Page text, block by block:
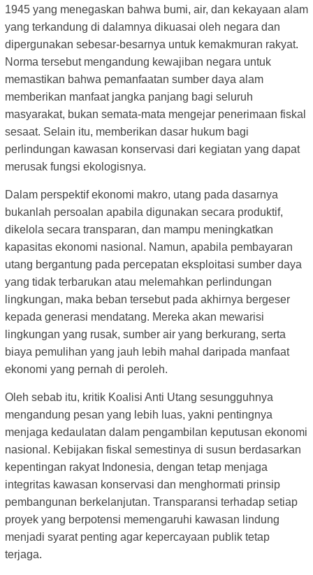
1945 yang menegaskan bahwa bumi, air, dan kekayaan alam
yang terkandung di dalamnya dikuasai oleh negara dan
dipergunakan sebesar-besarnya untuk kemakmuran rakyat.
Norma tersebut mengandung kewajiban negara untuk
memastikan bahwa pemanfaatan sumber daya alam
memberikan manfaat jangka panjang bagi seluruh
masyarakat, bukan semata-mata mengejar penerimaan fiskal
sesaat. Selain itu, memberikan dasar hukum bagi
perlindungan kawasan konservasi dari kegiatan yang dapat
merusak fungsi ekologisnya.
Dalam perspektif ekonomi makro, utang pada dasarnya
bukanlah persoalan apabila digunakan secara produktif,
dikelola secara transparan, dan mampu meningkatkan
kapasitas ekonomi nasional. Namun, apabila pembayaran
utang bergantung pada percepatan eksploitasi sumber daya
yang tidak terbarukan atau melemahkan perlindungan
lingkungan, maka beban tersebut pada akhirnya bergeser
kepada generasi mendatang. Mereka akan mewarisi
lingkungan yang rusak, sumber air yang berkurang, serta
biaya pemulihan yang jauh lebih mahal daripada manfaat
ekonomi yang pernah di peroleh.
Oleh sebab itu, kritik Koalisi Anti Utang sesungguhnya
mengandung pesan yang lebih luas, yakni pentingnya
menjaga kedaulatan dalam pengambilan keputusan ekonomi
nasional. Kebijakan fiskal semestinya di susun berdasarkan
kepentingan rakyat Indonesia, dengan tetap menjaga
integritas kawasan konservasi dan menghormati prinsip
pembangunan berkelanjutan. Transparansi terhadap setiap
proyek yang berpotensi memengaruhi kawasan lindung
menjadi syarat penting agar kepercayaan publik tetap
terjaga.